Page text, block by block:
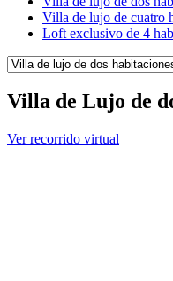
Villa de lujo de cuatro
Loft exclusivo de 4
Villa de Lujo de
Ver recorrido virtual